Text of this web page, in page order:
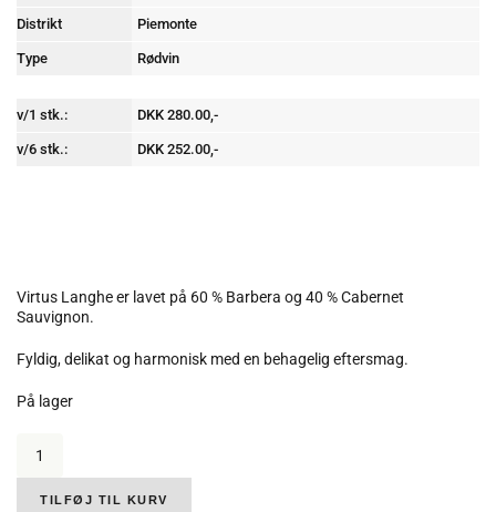
Distrikt Piemonte
Type Rødvin
v/1 stk.: DKK 280.00,-
v/6 stk.: DKK 252.00,-
Virtus Langhe er lavet på 60 % Barbera og 40 % Cabernet
Sauvignon.
Fyldig, delikat og harmonisk med en behagelig eftersmag.
På lager
Gresy,
VirtusTILFØJ TIL KURV